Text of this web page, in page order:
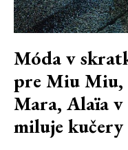
Móda v
pre Miu Miu,
Mara, Alaïa v
miluje kučery